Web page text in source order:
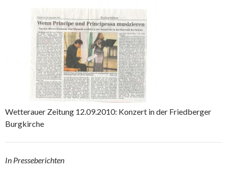
Wetterauer Zeitung 12.09.2010: Konzert in der Friedberger
Burgkirche
In Presseberichten